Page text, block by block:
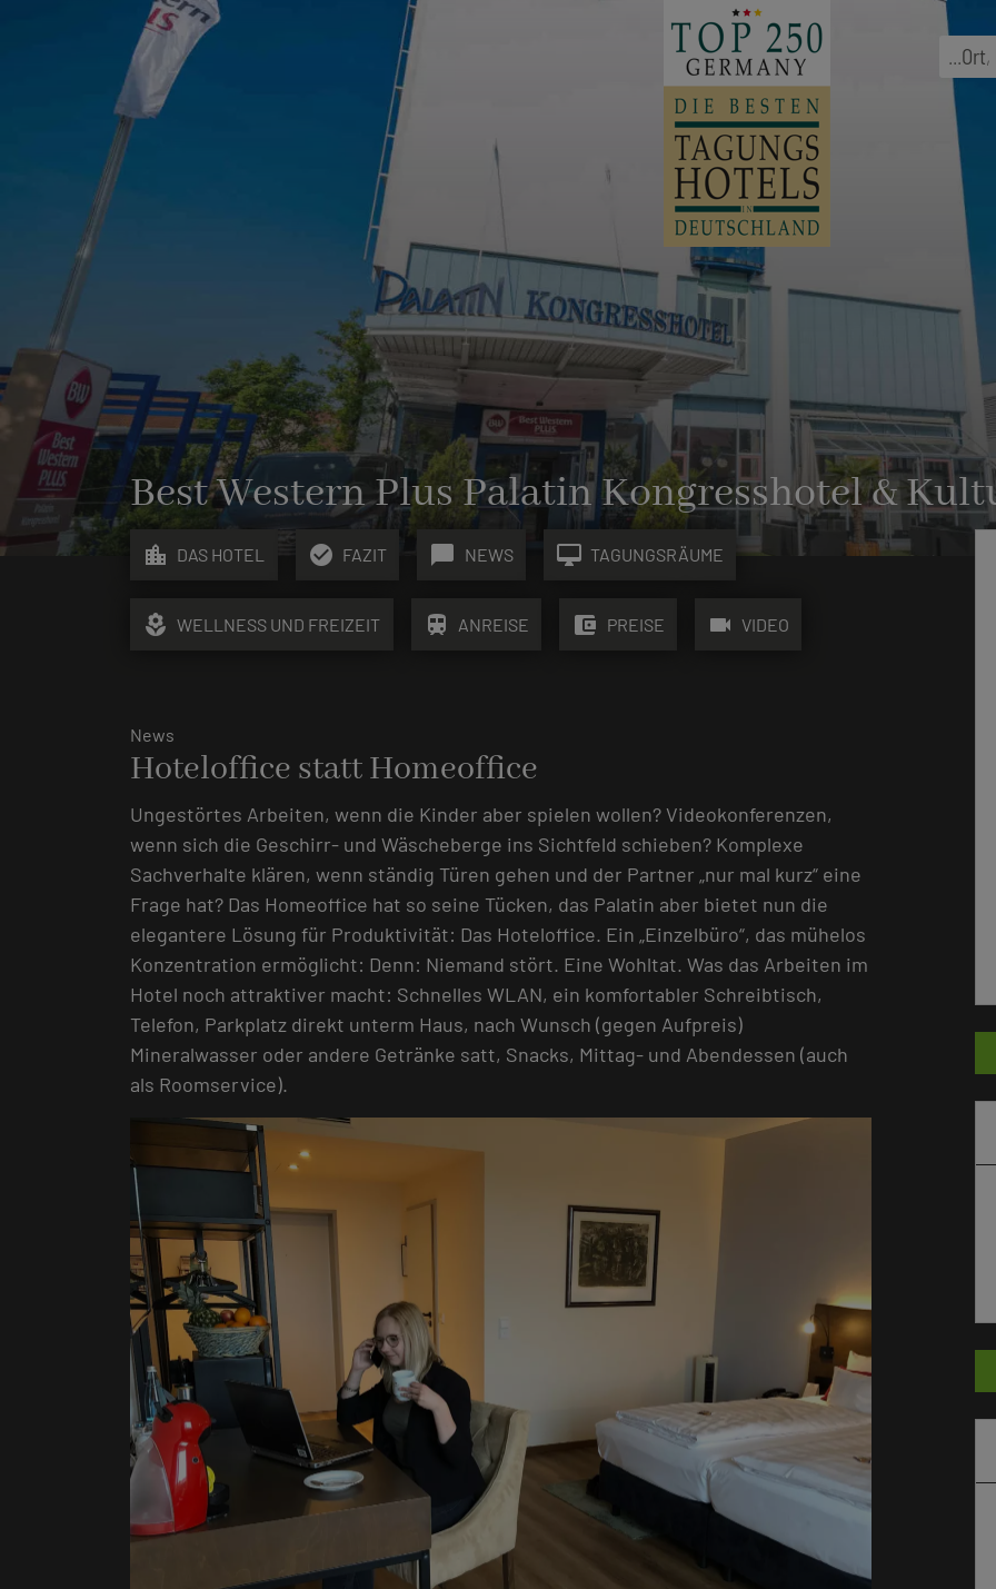
...Ort,
Best Western Plus Palatin Kongresshotel &
location_city DAS HOTEL check_circle FAZIT chat_bubble NEWS desktop_mac TAGUNGSRÄUME
local_florist WELLNESS UND FREIZEIT train ANREISE account_balance_wallet PREISE videocam VIDEO
News
Hoteloffice statt Homeoffice
Ungestörtes Arbeiten, wenn die Kinder aber spielen wollen? Videokonferenzen,
wenn sich die Geschirr- und Wäscheberge ins Sichtfeld schieben? Komplexe
Sachverhalte klären, wenn ständig Türen gehen und der Partner „nur mal kurz“ eine
Frage hat? Das Homeoffice hat so seine Tücken, das Palatin aber bietet nun die
elegantere Lösung für Produktivität: Das Hoteloffice. Ein „Einzelbüro“, das mühelos
Konzentration ermöglicht: Denn: Niemand stört. Eine Wohltat. Was das Arbeiten im
Hotel noch attraktiver macht: Schnelles WLAN, ein komfortabler Schreibtisch,
Telefon, Parkplatz direkt unterm Haus, nach Wunsch (gegen Aufpreis)
Mineralwasser oder andere Getränke satt, Snacks, Mittag- und Abendessen (auch
als Roomservice).